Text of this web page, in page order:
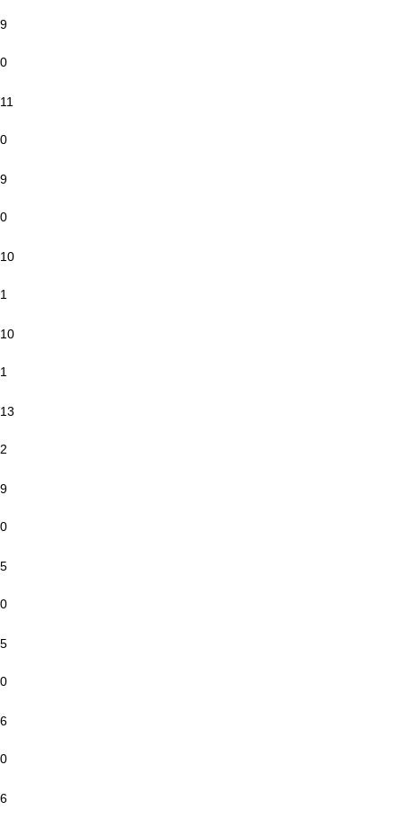
9
0
11
0
9
0
10
1
10
1
13
2
9
0
5
0
5
0
6
0
6